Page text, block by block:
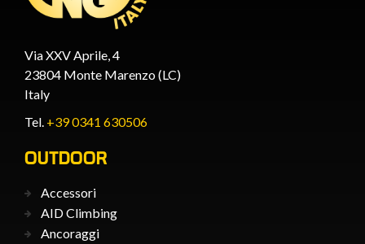
Via XXV Aprile, 4
23804 Monte Marenzo (LC)
Italy
Tel. +39 0341 630506
OUTDOOR
Accessori
AID Climbing
Ancoraggi